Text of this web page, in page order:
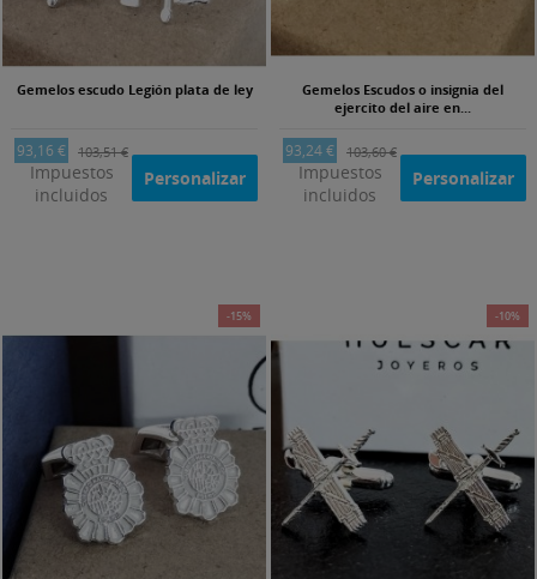
Gemelos escudo Legión plata de ley
93,16 € 103,51 €
Impuestos
incluidos
Personalizar
Gemelos Escudos o insignia del
ejercito del aire en...
93,24 € 103,60 €
Impuestos
incluidos
Personalizar
-15% -10%